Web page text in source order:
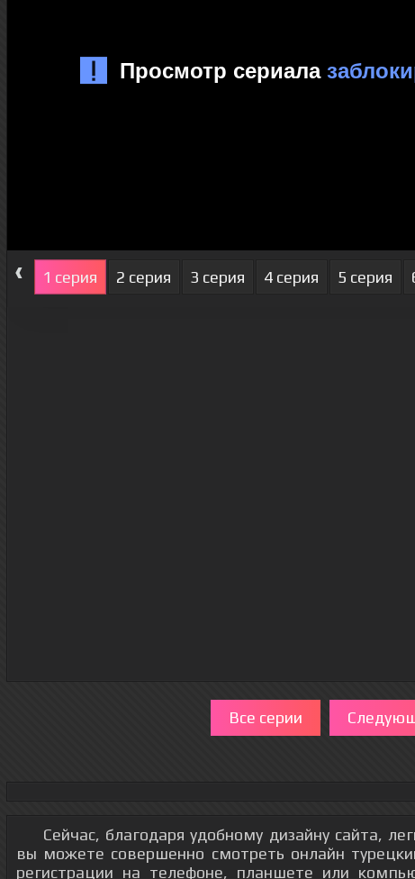
‹ 1 серия 2 серия 3 серия 4 серия 5 серия
Все серии
Сейчас, благодаря удобному дизайну сайта,
вы можете совершенно смотреть онлайн
регистрации на телефоне, планшете или